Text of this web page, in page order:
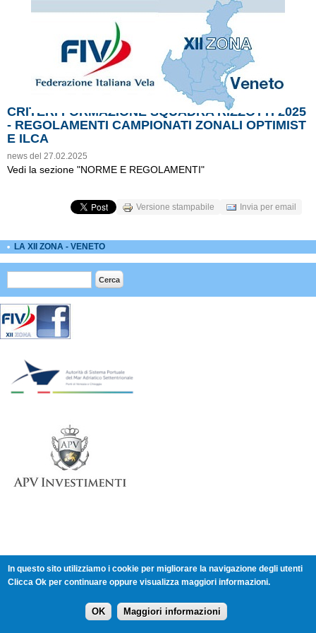
CRITERI FORMAZIONE SQUADRA RIZZOTTI 2025
- REGOLAMENTI CAMPIONATI ZONALI OPTIMIST
E ILCA
news del 27.02.2025
Vedi la sezione "NORME E REGOLAMENTI"
Versione stampabile Invia per email
LA XII ZONA - VENETO
Form di ricerca
Comitato XII Zona - Veneto - c/o Comitato Provinciale CONI
Tel. 392 913 7695 - XII-ZONA@federvela.it -Login
Policy
In questo sito utilizziamo i cookie per migliorare la navigazione degli utenti
Clicca Ok per continuare oppure visualizza maggiori informazioni.
OK Maggiori informazioni